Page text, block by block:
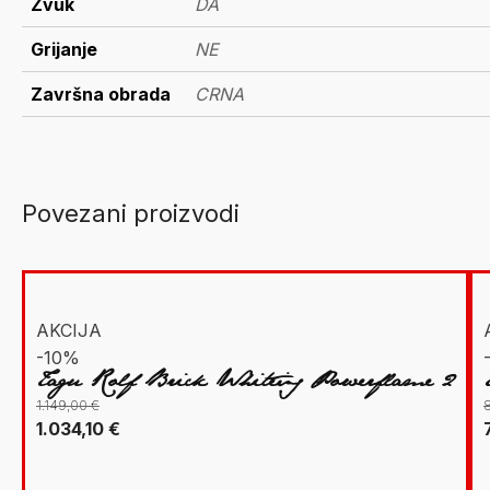
Zvuk DA
Grijanje NE
Završna obrada CRNA
Povezani proizvodi
AKCIJA
-10%
Tagu Rolf Brick White+ Powerflame 2
1.149,00€
Izvorna
1.034,10 €